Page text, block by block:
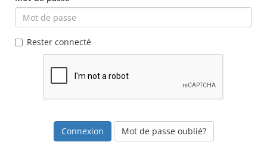
Rester connecté
Mot de passe oublié?